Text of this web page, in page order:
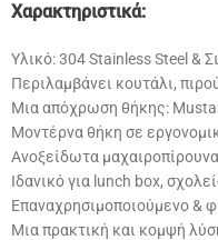
Χαρακτηριστικά:
Υλικό: 304 Stainless Steel &
Περιλαμβάνει κουτάλι,
Μια απόχρωση θήκης:
Μοντέρνα θήκη σε
Ανοξείδωτα
Ιδανικό για lunch box,
Επαναχρησιμοποιούμενο &
Μια πρακτική και κομψή